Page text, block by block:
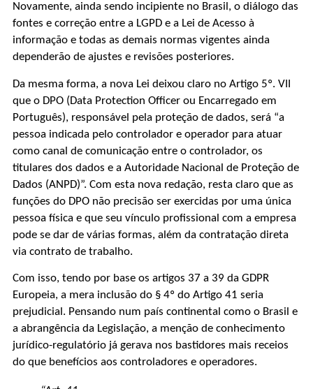
Novamente, ainda sendo incipiente no Brasil, o diálogo das
fontes e correção entre a LGPD e a Lei de Acesso à
informação e todas as demais normas vigentes ainda
dependerão de ajustes e revisões posteriores.
Da mesma forma, a nova Lei deixou claro no Artigo 5º. VII
que o DPO (Data Protection Officer ou Encarregado em
Português), responsável pela proteção de dados, será “a
pessoa indicada pelo controlador e operador para atuar
como canal de comunicação entre o controlador, os
titulares dos dados e a Autoridade Nacional de Proteção de
Dados (ANPD)”. Com esta nova redação, resta claro que as
funções do DPO não precisão ser exercidas por uma única
pessoa física e que seu vínculo profissional com a empresa
pode se dar de várias formas, além da contratação direta
via contrato de trabalho.
Com isso, tendo por base os artigos 37 a 39 da GDPR
Europeia, a mera inclusão do § 4º do Artigo 41 seria
prejudicial. Pensando num país continental como o Brasil e
a abrangência da Legislação, a menção de conhecimento
jurídico-regulatório já gerava nos bastidores mais receios
do que benefícios aos controladores e operadores.